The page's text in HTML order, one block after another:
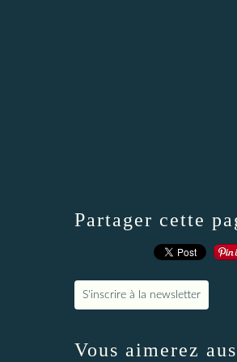
Partager cette
S'inscrire à la newsletter
Vous aimerez